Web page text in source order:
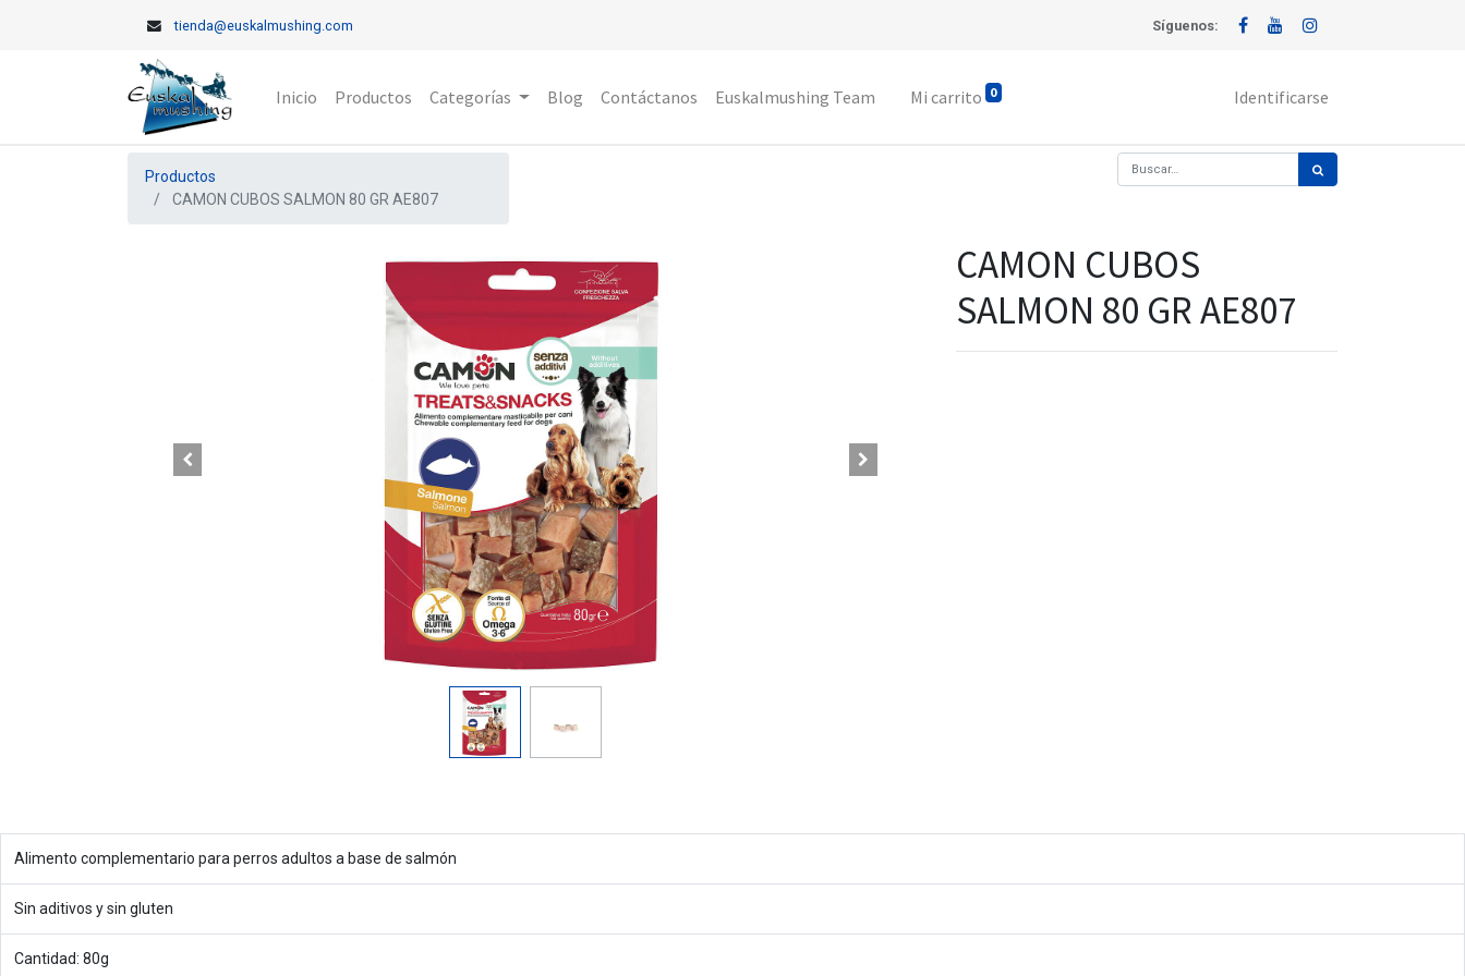
tienda@euskalmushing.com Síguenos:
Inicio Productos Categorías Blog Contáctanos Euskalmushing Team Mi carrito 0 Identificarse
Productos
CAMON CUBOS SALMON 80 GR AE807
CAMON CUBOS
SALMON 80 GR AE807
Alimento complementario para perros adultos a base de salmón
Sin aditivos y sin gluten
Cantidad: 80g